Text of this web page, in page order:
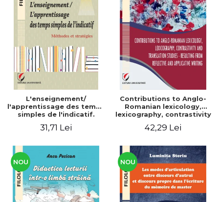
L'enseignement/
l'apprentissage des temps
simples de l'indicatif.
31,71 Lei
Contributions to Anglo-
Romanian lexicology,
lexicography, contrastivity
Resulting from reflective
42,29 Lei
NOU NOU